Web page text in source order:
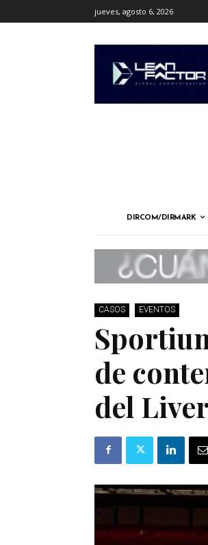
jueves, agosto 6, 2026
DIRCOM/DIRMARK
CASOS EVENTOS
de
del